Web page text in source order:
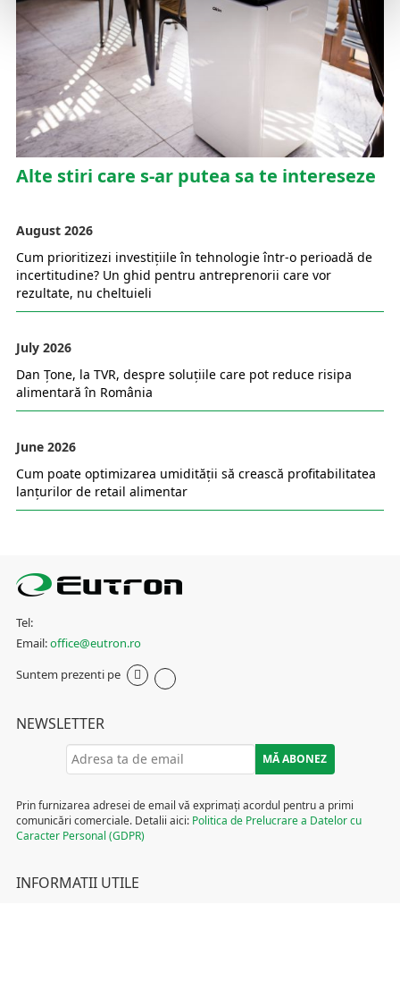
Alte stiri care s-ar putea sa te intereseze
August 2026
Cum prioritizezi investițiile în tehnologie într-o perioadă de
incertitudine? Un ghid pentru antreprenorii care vor
rezultate, nu cheltuieli
July 2026
Dan Țone, la TVR, despre soluțiile care pot reduce risipa
alimentară în România
June 2026
Cum poate optimizarea umidității să crească profitabilitatea
lanțurilor de retail alimentar
Tel:
Email:office@eutron.ro
Suntem prezenti pe
NEWSLETTER
Prin furnizarea adresei de email vă exprimați acordul pentru a primi
comunicări comerciale. Detalii aici: Politica de Prelucrare a Datelor cu
Caracter Personal (GDPR)
INFORMATII UTILE